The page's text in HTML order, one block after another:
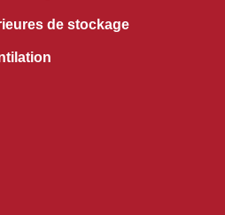
de stockage